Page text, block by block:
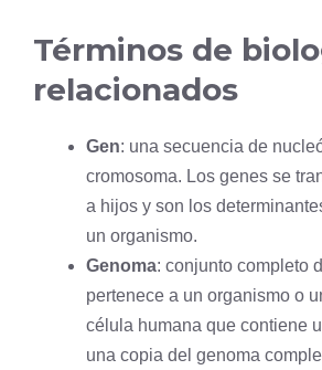
Términos de
relacionados
Gen: una secuencia de
cromosoma. Los genes se
a hijos y son los
un organismo.
Genoma: conjunto completo
pertenece a un organismo o
célula humana que contiene
una copia del genoma